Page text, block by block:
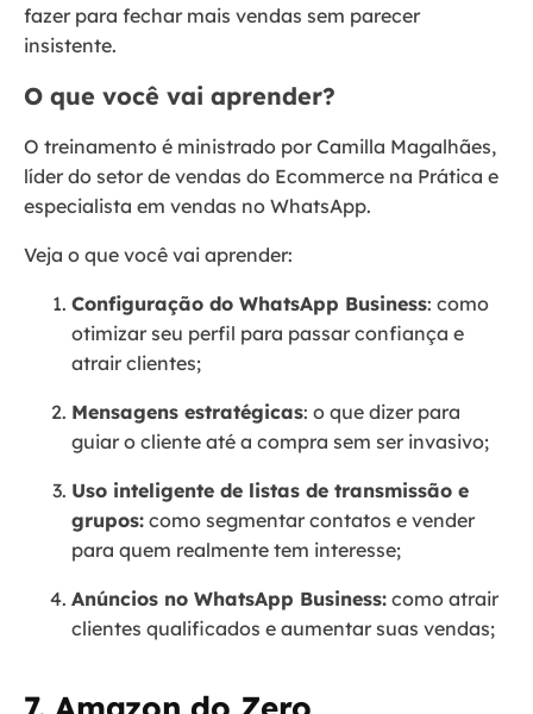
fazer para fechar mais vendas sem parecer
insistente.
O que você vai aprender?
O treinamento é ministrado por Camilla Magalhães,
líder do setor de vendas do Ecommerce na Prática e
especialista em vendas no WhatsApp.
Veja o que você vai aprender:
Configuração do WhatsApp Business: como
otimizar seu perfil para passar confiança e
atrair clientes;
Mensagens estratégicas: o que dizer para
guiar o cliente até a compra sem ser invasivo;
Uso inteligente de listas de transmissão e
grupos: como segmentar contatos e vender
para quem realmente tem interesse;
Anúncios no WhatsApp Business: como atrair
clientes qualificados e aumentar suas vendas;